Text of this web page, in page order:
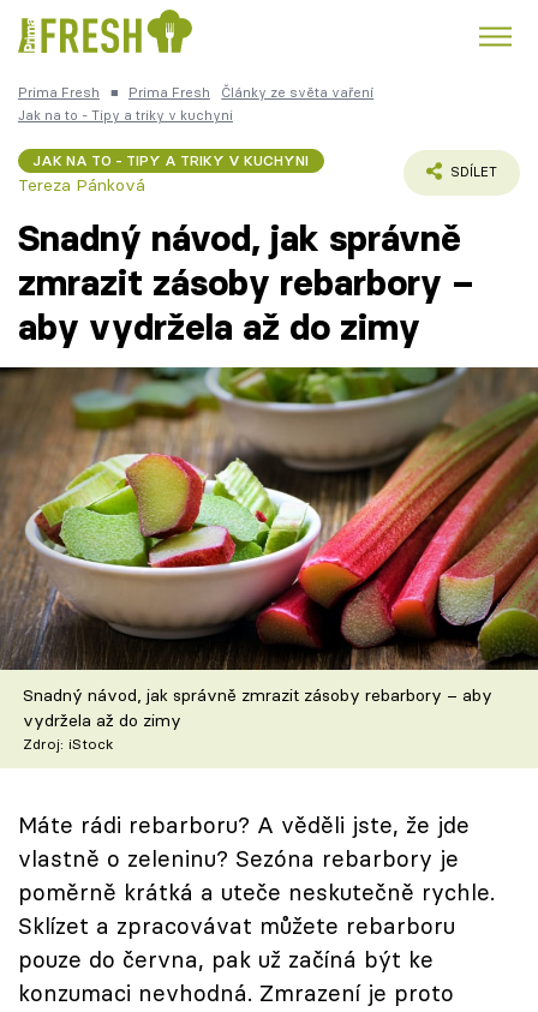
Trendy: Kuře Polévky k večeři
Česká kuchyně Čokoláda
Témata
Recepty
Články
TV Program
Škola vaření
Recepty z TV
Speciál: Cuketa
Těhotnej kuchař
Přihlášení
Sledujte nás
Prima Fresh ■ Prima Fresh
Články ze světa vaření
Jak na to - Tipy a triky v kuchyni
JAK NA TO - TIPY A TRIKY V KUCHYNI
Tereza Pánková
SDÍLET
Snadný návod, jak správně
zmrazit zásoby rebarbory –
aby vydržela až do zimy
Snadný návod, jak správně zmrazit zásoby rebarbory – aby
vydržela až do zimy
Zdroj: iStock
Máte rádi rebarboru? A věděli jste, že jde
vlastně o zeleninu? Sezóna rebarbory je
poměrně krátká a uteče neskutečně rychle.
Sklízet a zpracovávat můžete rebarboru
pouze do června, pak už začíná být ke
konzumaci nevhodná. Zmrazení je proto